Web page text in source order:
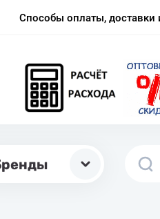
Способы оплаты, доставки